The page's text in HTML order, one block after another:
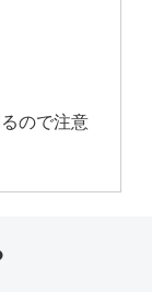
ので注意